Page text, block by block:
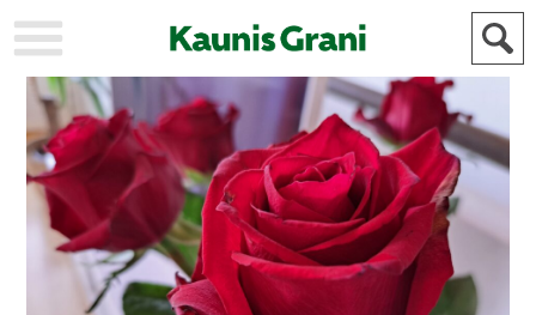
KAUPUNKI
STADEN
AJANKOHTAISTA
AKTUELLT
URHEILU
IDROTT
KULTTUURI
KULTUR
HISTORIA
HISTORIA
YLEINEN
ALLMÄN